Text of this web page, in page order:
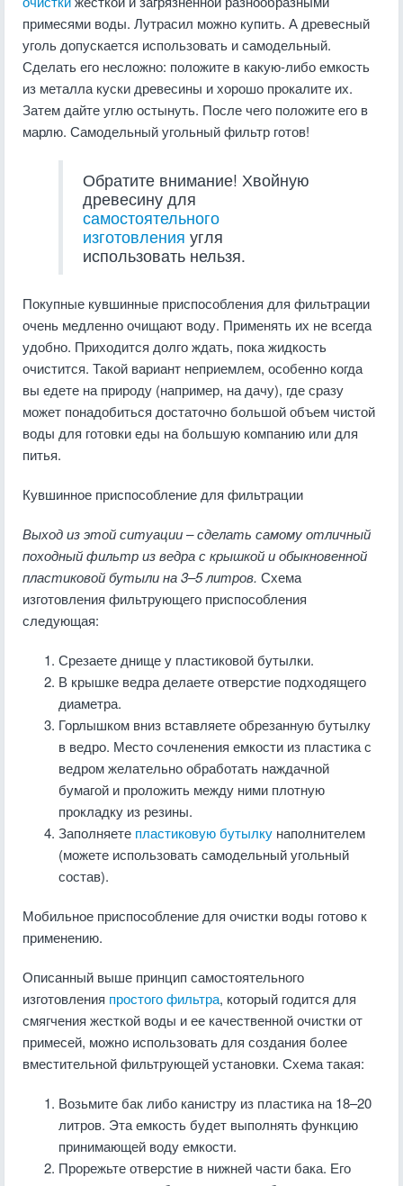
примесями воды. Лутрасил можно купить. А древесный
уголь допускается использовать и самодельный.
Сделать его несложно: положите в какую-либо емкость
из металла куски древесины и хорошо прокалите их.
Затем дайте углю остынуть. После чего положите его в
марлю. Самодельный угольный фильтр готов!
Обратите внимание! Хвойную
древесину для
самостоятельного
изготовления угля
использовать нельзя.
Покупные кувшинные приспособления для фильтрации
очень медленно очищают воду. Применять их не всегда
удобно. Приходится долго ждать, пока жидкость
очистится. Такой вариант неприемлем, особенно когда
вы едете на природу (например, на дачу), где сразу
может понадобиться достаточно большой объем чистой
воды для готовки еды на большую компанию или для
питья.
Кувшинное приспособление для фильтрации
Выход из этой ситуации – сделать самому отличный
походный фильтр из ведра с крышкой и обыкновенной
пластиковой бутыли на 3–5 литров. Схема
изготовления фильтрующего приспособления
следующая:
Срезаете днище у пластиковой бутылки.
В крышке ведра делаете отверстие подходящего
диаметра.
Горлышком вниз вставляете обрезанную бутылку
в ведро. Место сочленения емкости из пластика с
ведром желательно обработать наждачной
бумагой и проложить между ними плотную
прокладку из резины.
Заполняете пластиковую бутылку наполнителем
(можете использовать самодельный угольный
состав).
Мобильное приспособление для очистки воды готово к
применению.
Описанный выше принцип самостоятельного
изготовления простого фильтра, который годится для
смягчения жесткой воды и ее качественной очистки от
примесей, можно использовать для создания более
вместительной фильтрующей установки. Схема такая:
Возьмите бак либо канистру из пластика на 18–20
литров. Эта емкость будет выполнять функцию
принимающей воду емкости.
Прорежьте отверстие в нижней части бака. Его